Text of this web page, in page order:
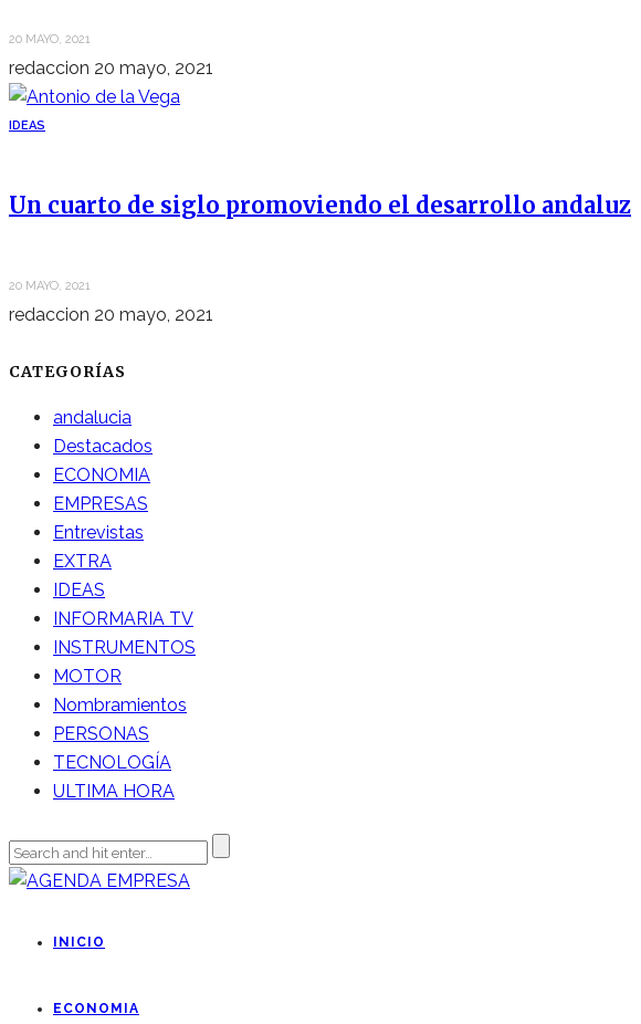
20 MAYO, 2021
redaccion 20 mayo, 2021
IDEAS
Un cuarto de siglo promoviendo el desarrollo andaluz
20 MAYO, 2021
redaccion 20 mayo, 2021
CATEGORÍAS
andalucia
Destacados
ECONOMIA
EMPRESAS
Entrevistas
EXTRA
IDEAS
INFORMARIA TV
INSTRUMENTOS
MOTOR
Nombramientos
PERSONAS
TECNOLOGÍA
ULTIMA HORA
INICIO
ECONOMIA